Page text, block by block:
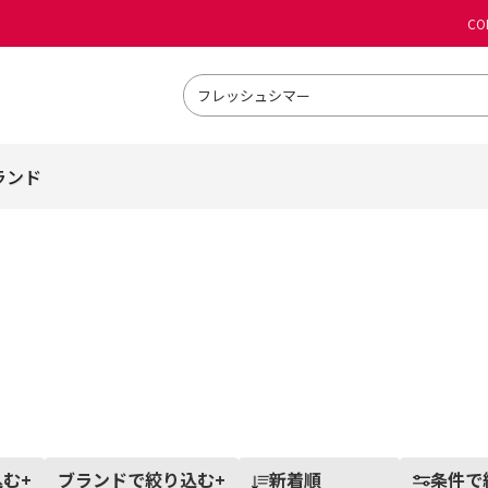
ンド
+ ブランドで絞り込む+ 新着順 条件で